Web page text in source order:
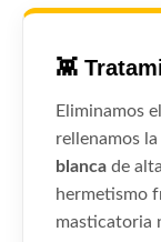
👾
Eliminamos
rellenamos
blancade
hermetismo
masticatoria